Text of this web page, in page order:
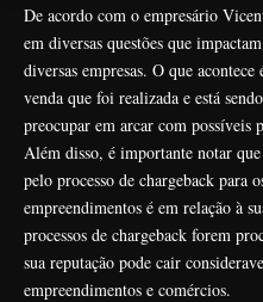
De acordo com o empresário
em diversas questões que
diversas empresas. O que
venda que foi realizada e está
preocupar em arcar com possíveis
Além disso, é importante notar
pelo processo de chargeback para
empreendimentos é em relação à
processos de chargeback forem
sua reputação pode cair
empreendimentos e comércios.